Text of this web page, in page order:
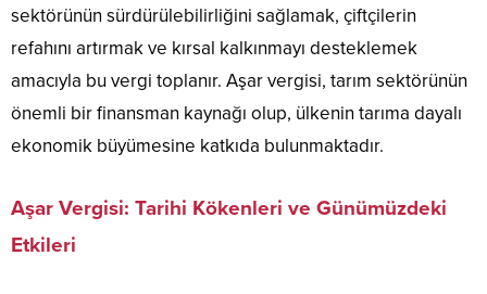
sektörünün sürdürülebilirliğini sağlamak, çiftçilerin
refahını artırmak ve kırsal kalkınmayı desteklemek
amacıyla bu vergi toplanır. Aşar vergisi, tarım sektörünün
önemli bir finansman kaynağı olup, ülkenin tarıma dayalı
ekonomik büyümesine katkıda bulunmaktadır.
Aşar Vergisi: Tarihi Kökenleri ve Günümüzdeki
Etkileri